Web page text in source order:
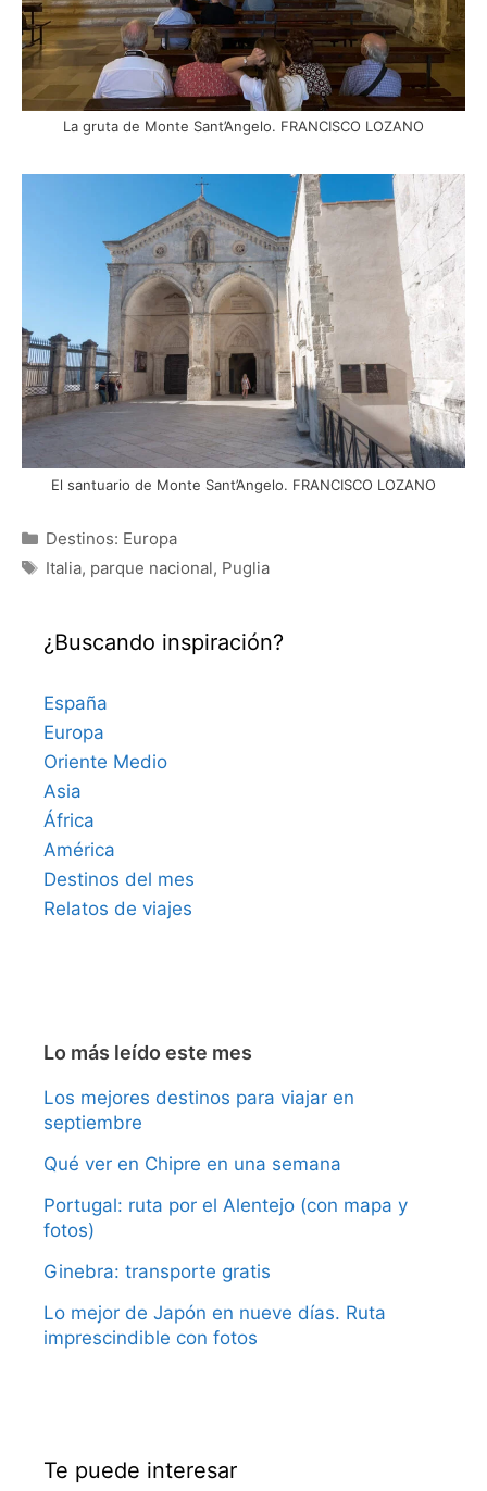
La gruta de Monte Sant’Angelo. FRANCISCO LOZANO
El santuario de Monte Sant’Angelo. FRANCISCO LOZANO
Categorías
Destinos: Europa
Etiquetas
Italia, parque nacional, Puglia
¿Buscando inspiración?
España
Europa
Oriente Medio
Asia
África
América
Destinos del mes
Relatos de viajes
Lo más leído este mes
Los mejores destinos para viajar en
septiembre
Qué ver en Chipre en una semana
Portugal: ruta por el Alentejo (con mapa y
fotos)
Ginebra: transporte gratis
Lo mejor de Japón en nueve días. Ruta
imprescindible con fotos
Te puede interesar